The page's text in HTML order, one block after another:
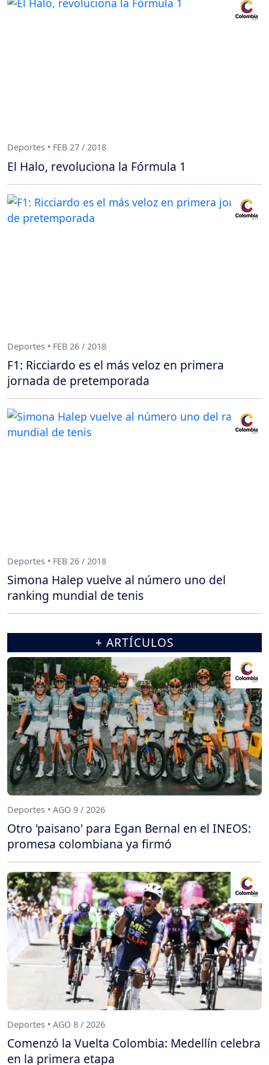
Deportes • FEB 27 / 2018
El Halo, revoluciona la Fórmula 1
Deportes • FEB 26 / 2018
F1: Ricciardo es el más veloz en primera
jornada de pretemporada
Deportes • FEB 26 / 2018
Simona Halep vuelve al número uno del
ranking mundial de tenis
+ ARTÍCULOS
Deportes • AGO 9 / 2026
Otro 'paisano' para Egan Bernal en el INEOS:
promesa colombiana ya firmó
Deportes • AGO 8 / 2026
Comenzó la Vuelta Colombia: Medellín celebra
en la primera etapa